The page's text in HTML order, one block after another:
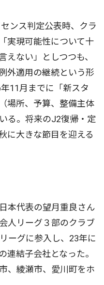
ンス判定公表時、クラ
実現可能性について十
えない」としつつも、
外適用の継続という形
11月までに「新スタ
場所、予算、整備主体
る。将来のJ2復帰・定
に大きな節目を迎える
本代表の望月重良さん
人リーグ３部のクラブ
ーグに参入し、23年に
連結子会社となった。
、綾瀬市、愛川町をホ